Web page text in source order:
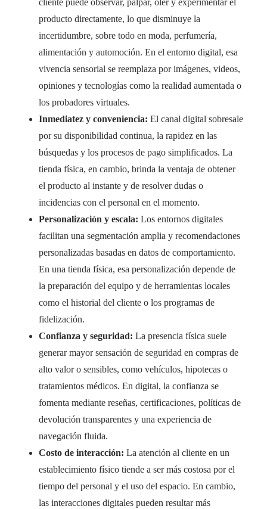
cliente puede observar, palpar, oler y experimentar el
producto directamente, lo que disminuye la
incertidumbre, sobre todo en moda, perfumería,
alimentación y automoción. En el entorno digital, esa
vivencia sensorial se reemplaza por imágenes, videos,
opiniones y tecnologías como la realidad aumentada o
los probadores virtuales.
Inmediatez y conveniencia: El canal digital sobresale
por su disponibilidad continua, la rapidez en las
búsquedas y los procesos de pago simplificados. La
tienda física, en cambio, brinda la ventaja de obtener
el producto al instante y de resolver dudas o
incidencias con el personal en el momento.
Personalización y escala: Los entornos digitales
facilitan una segmentación amplia y recomendaciones
personalizadas basadas en datos de comportamiento.
En una tienda física, esa personalización depende de
la preparación del equipo y de herramientas locales
como el historial del cliente o los programas de
fidelización.
Confianza y seguridad: La presencia física suele
generar mayor sensación de seguridad en compras de
alto valor o sensibles, como vehículos, hipotecas o
tratamientos médicos. En digital, la confianza se
fomenta mediante reseñas, certificaciones, políticas de
devolución transparentes y una experiencia de
navegación fluida.
Costo de interacción: La atención al cliente en un
establecimiento físico tiende a ser más costosa por el
tiempo del personal y el uso del espacio. En cambio,
las interacciones digitales pueden resultar más